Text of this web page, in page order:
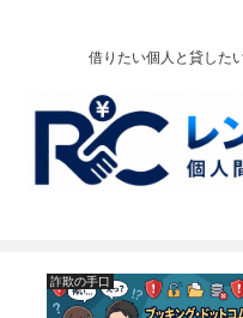
借りたい個人と貸した
詐欺の手口